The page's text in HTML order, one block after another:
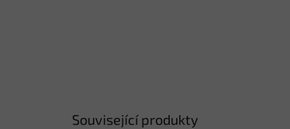
Související produkty